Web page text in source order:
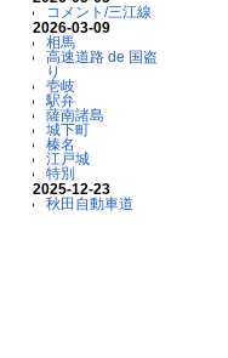
コメント/三江線
2026-03-09
相馬
高速道路 de 国盗
り
壱岐
駅弁
薩南諸島
城下町
榛名
江戸城
特別
2025-12-23
秋田自動車道